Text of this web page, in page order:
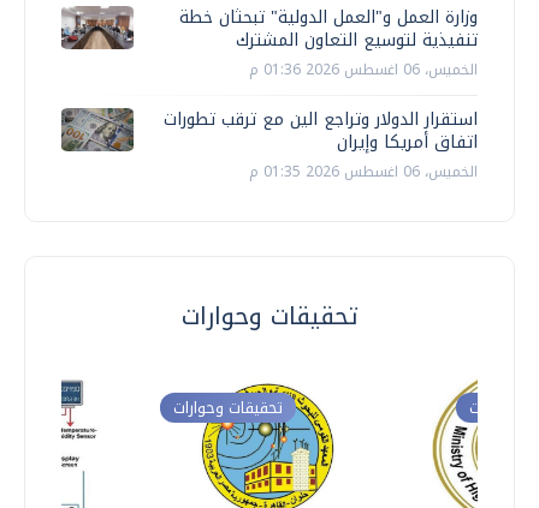
وزارة العمل و"العمل الدولية" تبحثان خطة
تنفيذية لتوسيع التعاون المشترك
الخميس، 06 اغسطس 2026 01:36 م
استقرار الدولار وتراجع الين مع ترقب تطورات
اتفاق أمريكا وإيران
الخميس، 06 اغسطس 2026 01:35 م
تحقيقات وحوارات
تحقيقات وحوارات وحوارات